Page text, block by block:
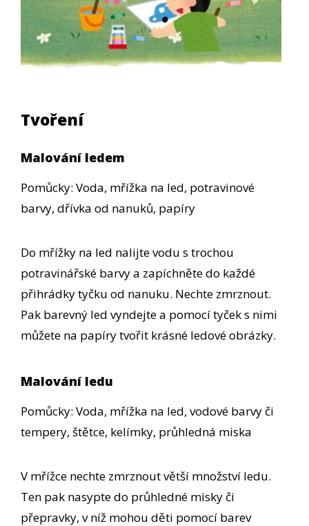
Tvoření
Malování ledem
Pomůcky: Voda, mřížka na led, potravinové
barvy, dřívka od nanuků, papíry
Do mřížky na led nalijte vodu s trochou
potravinářské barvy a zapíchněte do každé
přihrádky tyčku od nanuku. Nechte zmrznout.
Pak barevný led vyndejte a pomocí tyček s nimi
můžete na papíry tvořit krásné ledové obrázky.
Malování ledu
Pomůcky: Voda, mřížka na led, vodové barvy či
tempery, štětce, kelímky, průhledná miska
V mřížce nechte zmrznout větší množství ledu.
Ten pak nasypte do průhledné misky či
přepravky, v níž mohou děti pomocí barev